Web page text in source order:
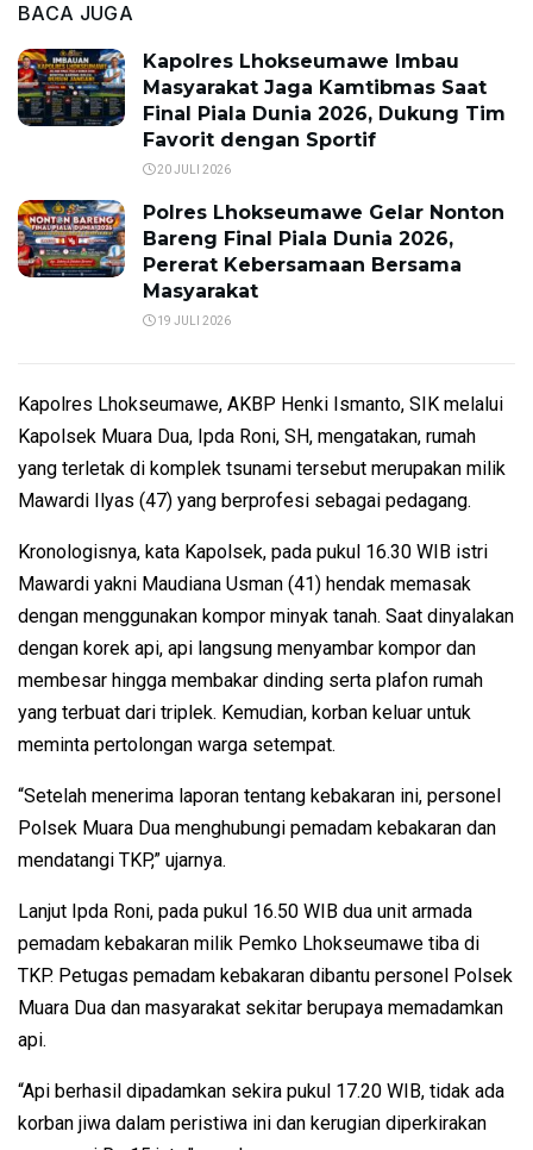
BACA JUGA
Kapolres Lhokseumawe Imbau
Masyarakat Jaga Kamtibmas Saat
Final Piala Dunia 2026, Dukung Tim
Favorit dengan Sportif
20 JULI 2026
Polres Lhokseumawe Gelar Nonton
Bareng Final Piala Dunia 2026,
Pererat Kebersamaan Bersama
Masyarakat
19 JULI 2026
Kapolres Lhokseumawe, AKBP Henki Ismanto, SIK melalui
Kapolsek Muara Dua, Ipda Roni, SH, mengatakan, rumah
yang terletak di komplek tsunami tersebut merupakan milik
Mawardi Ilyas (47) yang berprofesi sebagai pedagang.
Kronologisnya, kata Kapolsek, pada pukul 16.30 WIB istri
Mawardi yakni Maudiana Usman (41) hendak memasak
dengan menggunakan kompor minyak tanah. Saat dinyalakan
dengan korek api, api langsung menyambar kompor dan
membesar hingga membakar dinding serta plafon rumah
yang terbuat dari triplek. Kemudian, korban keluar untuk
meminta pertolongan warga setempat.
“Setelah menerima laporan tentang kebakaran ini, personel
Polsek Muara Dua menghubungi pemadam kebakaran dan
mendatangi TKP,” ujarnya.
Lanjut Ipda Roni, pada pukul 16.50 WIB dua unit armada
pemadam kebakaran milik Pemko Lhokseumawe tiba di
TKP. Petugas pemadam kebakaran dibantu personel Polsek
Muara Dua dan masyarakat sekitar berupaya memadamkan
api.
“Api berhasil dipadamkan sekira pukul 17.20 WIB, tidak ada
korban jiwa dalam peristiwa ini dan kerugian diperkirakan